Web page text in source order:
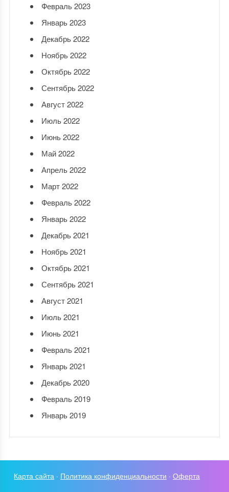
Февраль 2023
Январь 2023
Декабрь 2022
Ноябрь 2022
Октябрь 2022
Сентябрь 2022
Август 2022
Июль 2022
Июнь 2022
Май 2022
Апрель 2022
Март 2022
Февраль 2022
Январь 2022
Декабрь 2021
Ноябрь 2021
Октябрь 2021
Сентябрь 2021
Август 2021
Июль 2021
Июнь 2021
Февраль 2021
Январь 2021
Декабрь 2020
Февраль 2019
Январь 2019
Карта сайта · Политика конфиденциальности ·Оферта